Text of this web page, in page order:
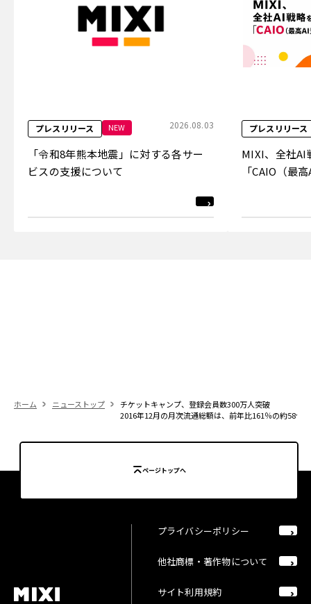
プレスリリース NEW 2026.08.03
「令和8年熊本地震」に対する各サー
ビスの支援について
プレスリリース
MIXI、全社AI
「CAIO（最
ホーム ニューストップ
チケットキャンプ、登録会員数300万人突破
2016年12月の月次流通総額は、前年比161％の約58億
ページトップへ
プライバシーポリシー
他社商標・著作物について
サイト利用規約